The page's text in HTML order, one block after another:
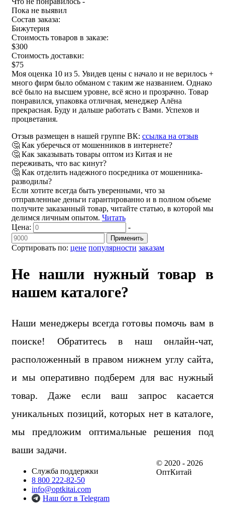
Пока не выявил
Состав заказа:
Бижутерия
Стоимость товаров в заказе:
$300
Стоимость доставки:
$75
Моя оценка 10 из 5. Увидев цены с начало и не верилось +
много фирм было обманом с таким же названием. Однако
всё было на высшем уровне, всё ясно и прозрачно. Товар
понравился, упаковка отличная, менеджер Алёна
прекрасная. Буду и дальше работать с Вами. Успехов и
процветания.
Отзыв размещен в нашей группе ВК: ссылка на отзыв
🤔 Как уберечься от мошенников в интернете?
🤔 Как заказывать товары оптом из Китая и не
переживать, что вас кинут?
🤔 Как отделить надежного посредника от мошенника-
разводилы?
Если хотите всегда быть уверенными, что за
отправленные деньги гарантированно и в полном объеме
получите заказанный товар, читайте статью, в которой мы
делимся личным опытом. Читать
Сортировать по: цене популярности заказам
Цена: -
Применить
Не нашли нужный товар в
нашем каталоге?
Наши менеджеры всегда готовы помочь вам в
поиске! Обратитесь в наш онлайн-чат,
расположенный в правом нижнем углу сайта,
и мы оперативно подберем для вас нужный
товар. Даже если ваш запрос касается
уникальных позиций, которых нет в каталоге,
мы предложим оптимальные решения под
ваши задачи.
Служба поддержки
8 800 222-82-50
info@optkitai.com
Наш бот в Telegram
© 2020 - 2026
ОптКитай